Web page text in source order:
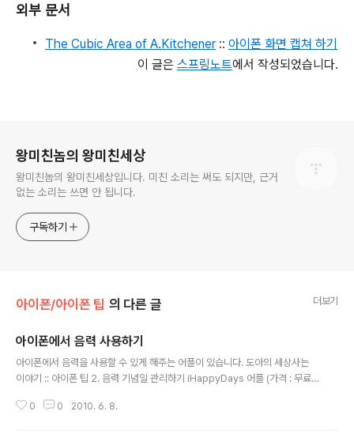
외부 문서
The Cubic Area of A.Kitchener :: 아이폰 화면 캡쳐 하기
이 글은 스프링노트에서 작성되었습니다.
왕미친놈의 왕미친세상
왕미친놈의 왕미친세상입니다. 미친 소리는 써도 되지만, 근거
없는 소리는 쓰면 안 됩니다.
구독하기
아이폰/아이폰 팁 의 다른 글 더보기
아이폰에서 음력 사용하기
아이폰에서 음력을 사용할 수 있게 해주는 어플이 있습니다. 도아의 세상사는
이야기 :: 아이폰 팁 2. 음력 기념일 관리하기 iHappyDays 어플 (가격 : 무료)
권 정책은 펌 금지 / 링크 허용입니다.) 이 글은 스프링노트에서 작성되었습니
0 0 2010. 6. 8.